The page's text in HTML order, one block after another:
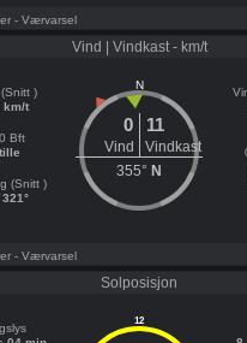
- Værvarsel
Vind | Vindkast - km/t
)
km/t
0 Bft
(Snitt )
N
0 11
Vind
Vindkast
355° N
- Værvarsel
Solposisjon
12